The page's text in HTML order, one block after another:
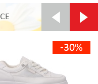
-30%